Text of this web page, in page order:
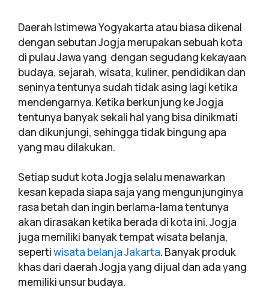
Daerah Istimewa Yogyakarta atau biasa dikenal
dengan sebutan Jogja merupakan sebuah kota
di pulau Jawa yang dengan segudang kekayaan
budaya, sejarah, wisata, kuliner, pendidikan dan
seninya tentunya sudah tidak asing lagi ketika
mendengarnya. Ketika berkunjung ke Jogja
tentunya banyak sekali hal yang bisa dinikmati
dan dikunjungi, sehingga tidak bingung apa
yang mau dilakukan.
Setiap sudut kota Jogja selalu menawarkan
kesan kepada siapa saja yang mengunjunginya
rasa betah dan ingin berlama-lama tentunya
akan dirasakan ketika berada di kota ini. Jogja
juga memiliki banyak tempat wisata belanja,
sepertiwisata belanja Jakarta. Banyak produk
khas dari daerah Jogja yang dijual dan ada yang
memiliki unsur budaya.